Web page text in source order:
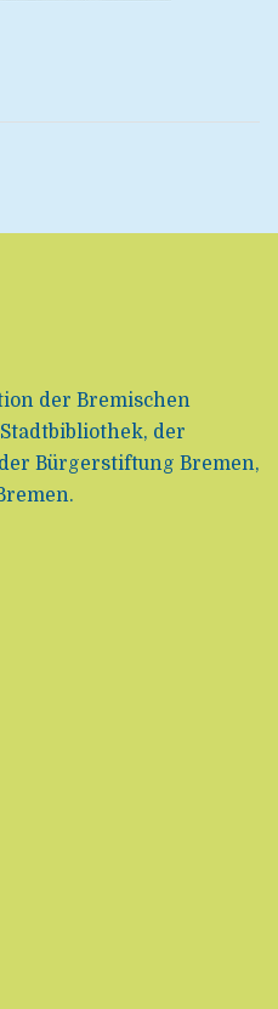
der Bremischen
der
Bürgerstiftung Bremen,